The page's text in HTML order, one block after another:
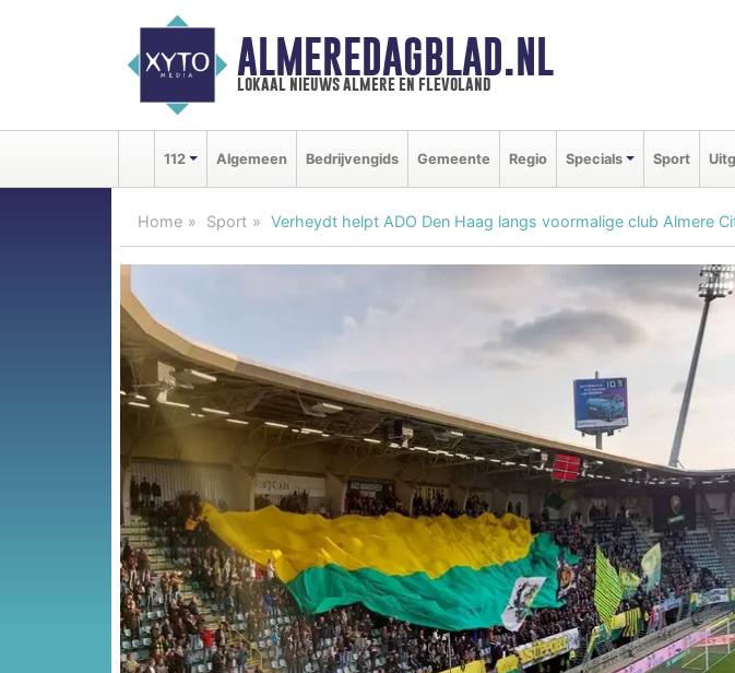
ALMEREDAGBLAD.NL
lokaal nieuws almere en flevoland
112 Algemeen Bedrijvengids Gemeente Regio Specials Sport
Home Sport Verheydt helpt ADO Den Haag langs voormalige club Almere